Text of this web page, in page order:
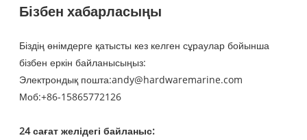
Бізбен хабарласыңы
Біздің өнімдерге қатысты кез келген сұраулар бойынша
бізбен еркін байланысыңыз:
Электрондық пошта:andy@hardwaremarine.com
Моб:+86-15865772126
24 сағат желідегі байланыс: